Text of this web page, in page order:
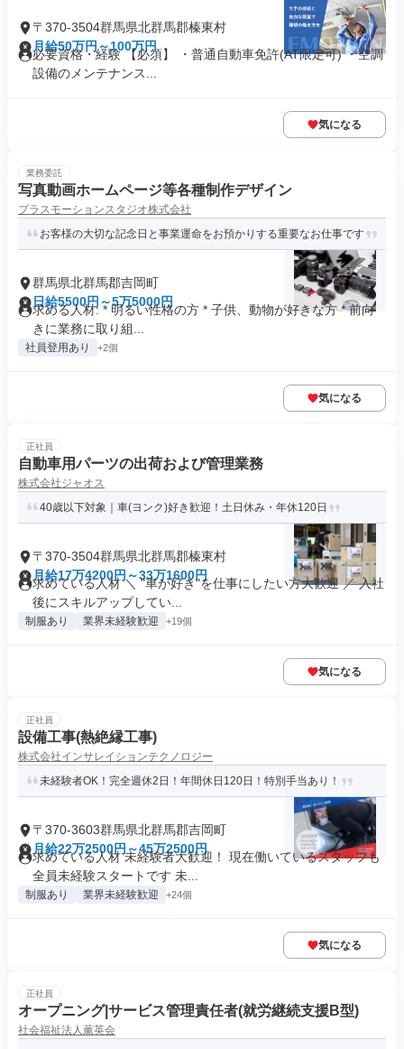
〒370-3504群馬県北群馬郡榛東村
月給50万円～100万円
必要資格・経験 【必須】 ・普通自動車免許(AT限定可) ・空調
設備のメンテナンス...
気になる
業務委託
写真動画ホームページ等各種制作デザイン
プラスモーションスタジオ株式会社
お客様の大切な記念日と事業運命をお預かりする重要なお仕事です
群馬県北群馬郡吉岡町
日給5500円～5万5000円
求める人材: * 明るい性格の方 * 子供、動物が好きな方 * 前向
きに業務に取り組...
社員登用あり +2個
気になる
正社員
自動車用パーツの出荷および管理業務
株式会社ジャオス
40歳以下対象｜車(ヨンク)好き歓迎！土日休み・年休120日
〒370-3504群馬県北群馬郡榛東村
月給17万4200円～33万1600円
求めている人材 ＼ "車が好き"を仕事にしたい方大歓迎 ／ 入社
後にスキルアップしてい...
制服あり 業界未経験歓迎 +19個
気になる
正社員
設備工事(熱絶縁工事)
株式会社インサレイションテクノロジー
未経験者OK！完全週休2日！年間休日120日！特別手当あり！
〒370-3603群馬県北群馬郡吉岡町
月給22万2500円～45万2500円
求めている人材 未経験者大歓迎！ 現在働いているスタッフも
全員未経験スタートです 未...
制服あり 業界未経験歓迎 +24個
気になる
正社員
オープニング|サービス管理責任者(就労継続支援B型)
社会福祉法人薫英会